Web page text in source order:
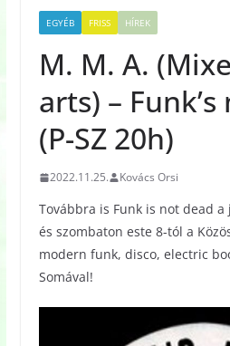
EGYÉB FRISS HÍREK
M. M. A.
arts) –
(P-SZ 20h)
2022.11.25. Kovács Orsi
Továbbra is Funk is not dead
és szombaton este 8-tól a
modern funk, disco, electric
Somával!